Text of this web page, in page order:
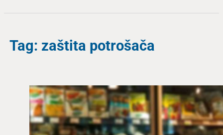
Tag: zaštita potrošača